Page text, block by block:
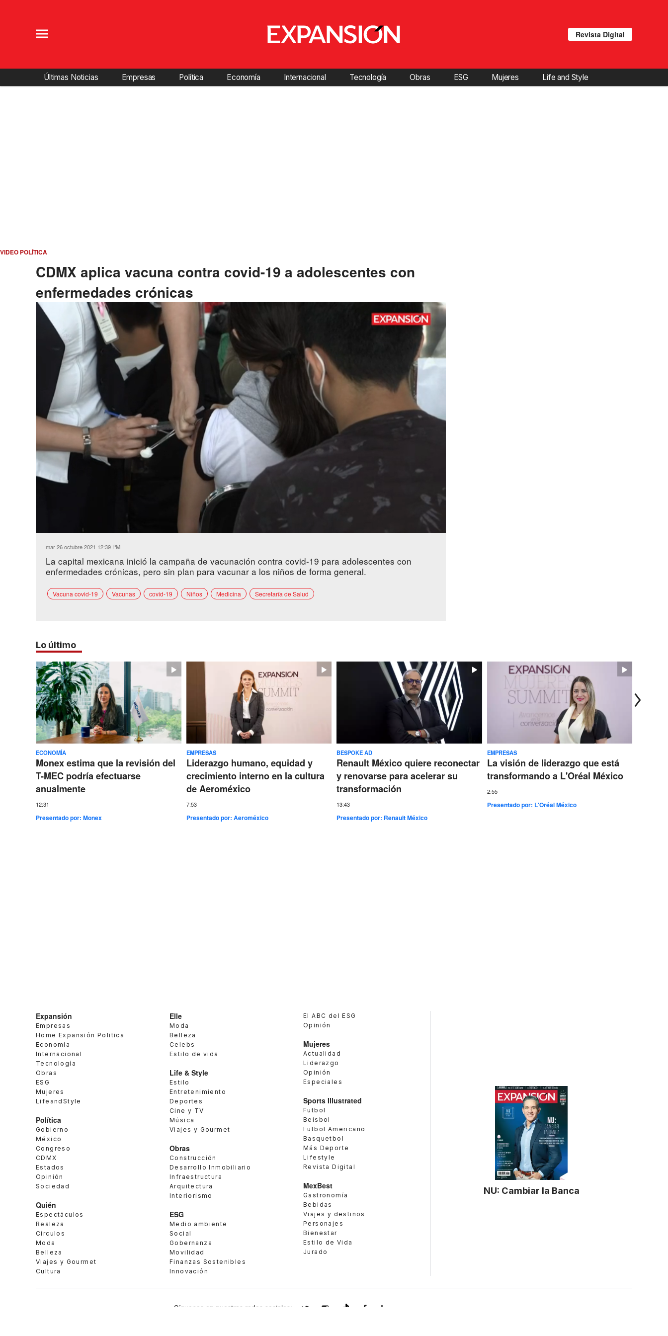
Revista Digital
Últimas Noticias Empresas Política Economía Internacional Tecnología Obras ESG Mujeres Life and Style
VIDEO POLÍTICA
CDMX aplica vacuna contra covid-19 a adolescentes con
enfermedades crónicas
43.49%
mar 26 octubre 2021 12:39 PM
La capital mexicana inició la campaña de vacunación contra covid-19 para adolescentes con
enfermedades crónicas, pero sin plan para vacunar a los niños de forma general.
Vacuna covid-19 Vacunas covid-19 Niños Medicina Secretaría de Salud
Lo último
ECONOMÍA
Monex estima que la revisión del
T-MEC podría efectuarse
anualmente
12:31
Presentado por:Monex
EMPRESAS
Liderazgo humano, equidad y
crecimiento interno en la cultura
de Aeroméxico
7:53
Presentado por: Aeroméxico
BESPOKE AD
Renault México quiere reconectar
y renovarse para acelerar su
transformación
13:43
Presentado por: Renault México
EMPRESAS
La visión de liderazgo que está
transformando a L'Oréal México
2:55
Presentado por: L'Oréal México
Expansión
Empresas
Home Expansión Politica
Economía
Internacional
Tecnología
Obras
ESG
Mujeres
LifeandStyle
Política
Gobierno
México
Congreso
CDMX
Estados
Opinión
Sociedad
Quién
Espectáculos
Realeza
Círculos
Moda
Belleza
Viajes y Gourmet
Cultura
Elle
Moda
Belleza
Celebs
Estilo de vida
Life & Style
Estilo
Entretenimiento
Deportes
Cine y TV
Música
Viajes y Gourmet
Obras
Construcción
Desarrollo Inmobiliario
Infraestructura
Arquitectura
Interiorismo
ESG
Medio ambiente
Social
Gobernanza
Movilidad
Finanzas Sostenibles
Innovación
El ABC del ESG
Opinión
Mujeres
Actualidad
Liderazgo
Opinión
Especiales
Sports Illustrated
Futbol
Beisbol
Futbol Americano
Basquetbol
Más Deporte
Lifestyle
Revista Digital
MexBest
Gastronomía
Bebidas
Viajes y destinos
Personajes
Bienestar
Estilo de Vida
Jurado
NU: Cambiar la Banca
Síguenos en nuestras redes sociales: expansionmxexpansionmx ExpansionMex